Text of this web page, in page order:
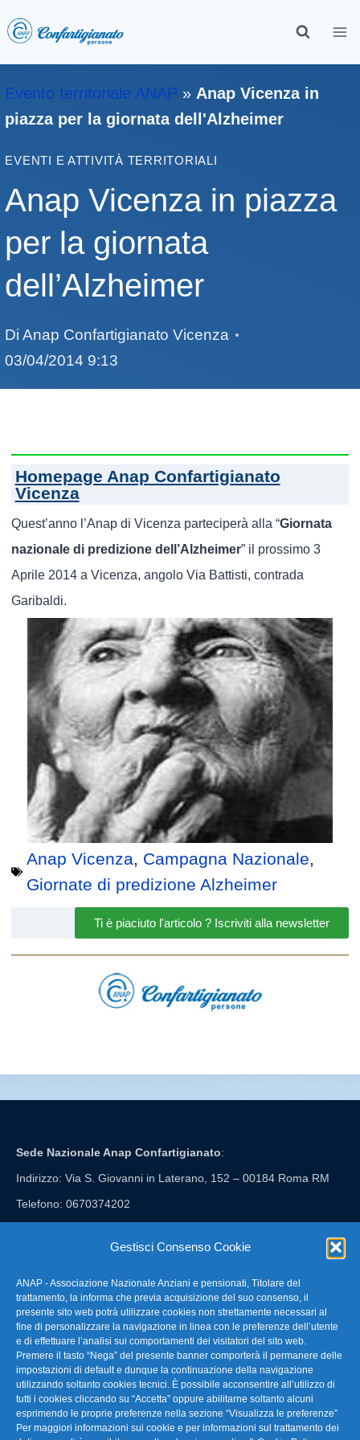
Gestisci Consenso Cookie
ANAP - Associazione Nazionale Anziani e pensionati, Titolare del
trattamento, la informa che previa acquisizione del suo consenso, il
presente sito web potrà utilizzare cookies non strettamente necessari al
fine di personalizzare la navigazione in linea con le preferenze dell’utente
e di effettuare l’analisi sui comportamenti dei visitatori del sito web.
Premere il tasto “Nega” del presente banner comporterà il permanere delle
impostazioni di default e dunque la continuazione della navigazione
utilizzando soltanto cookies tecnici. È possibile acconsentire all’utilizzo di
tutti i cookies cliccando su “Accetta” oppure abilitarne soltanto alcuni
esprimendo le proprie preferenze nella sezione “Visualizza le preferenze”
Per maggiori informazioni sui cookie e per informazioni sul trattamento dei
Evento territoriale ANAP » Anap Vicenza in
piazza per la giornata dell'Alzheimer
EVENTI E ATTIVITÀ TERRITORIALI
Anap Vicenza in piazza
per la giornata
dell’Alzheimer
Di Anap Confartigianato Vicenza
03/04/2014 9:13
Homepage Anap Confartigianato
Vicenza
Quest’anno l’Anap di Vicenza parteciperà alla “Giornata
nazionale di predizione dell’Alzheimer” il prossimo 3
Aprile 2014 a Vicenza, angolo Via Battisti, contrada
Garibaldi.
Anap Vicenza, Campagna Nazionale,
Giornate di predizione Alzheimer
Ti è piaciuto l'articolo ? Iscriviti alla newsletter
Sede Nazionale Anap Confartigianato:
Indirizzo: Via S. Giovanni in Laterano, 152 – 00184 Roma RM
Telefono: 0670374202
FAQ – Domande Frequenti
La nostra Newsletter
Link Utili
TG Confartigianato